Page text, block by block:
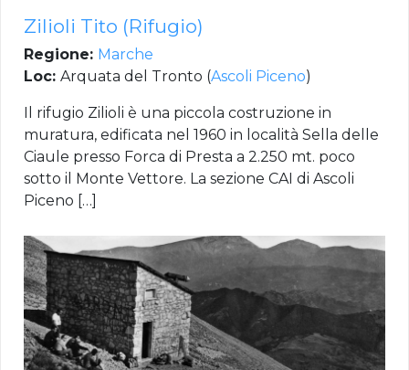
Zilioli Tito (Rifugio)
Regione: Marche
Loc: Arquata del Tronto (Ascoli Piceno)
Il rifugio Zilioli è una piccola costruzione in
muratura, edificata nel 1960 in località Sella delle
Ciaule presso Forca di Presta a 2.250 mt. poco
sotto il Monte Vettore. La sezione CAI di Ascoli
Piceno […]